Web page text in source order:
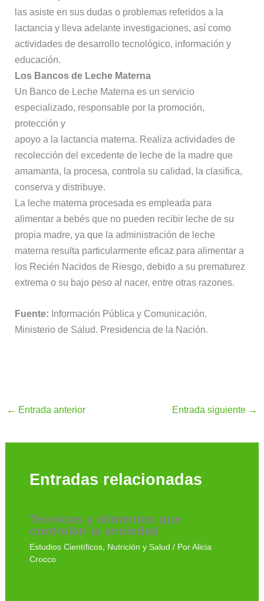
las asiste en sus dudas o problemas referidos a la
lactancia y lleva adelante investigaciones, así como
actividades de desarrollo tecnológico, información y
educación.
Los Bancos de Leche Materna
Un Banco de Leche Materna es un servicio
especializado, responsable por la promoción,
protección y
apoyo a la lactancia materna. Realiza actividades de
recolección del excedente de leche de la madre que
amamanta, la procesa, controla su calidad, la clasifica,
conserva y distribuye.
La leche materna procesada es empleada para
alimentar a bebés que no pueden recibir leche de su
propia madre, ya que la administración de leche
materna resulta particularmente eficaz para alimentar a
los Recién Nacidos de Riesgo, debido a su prematurez
extrema o su bajo peso al nacer, entre otras razones.
Fuente: Información Pública y Comunicación.
Ministerio de Salud. Presidencia de la Nación.
← Entrada anterior Entrada siguiente →
Entradas relacionadas
Tecnicas y alimentos que
controlan la ansiedad
Estudios Científicos, Nutrición y Salud / Por Alicia
Crocco